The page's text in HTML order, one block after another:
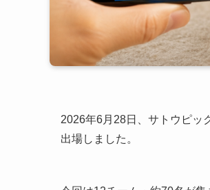
2026年6月28日、サトウピッ
出場しました。